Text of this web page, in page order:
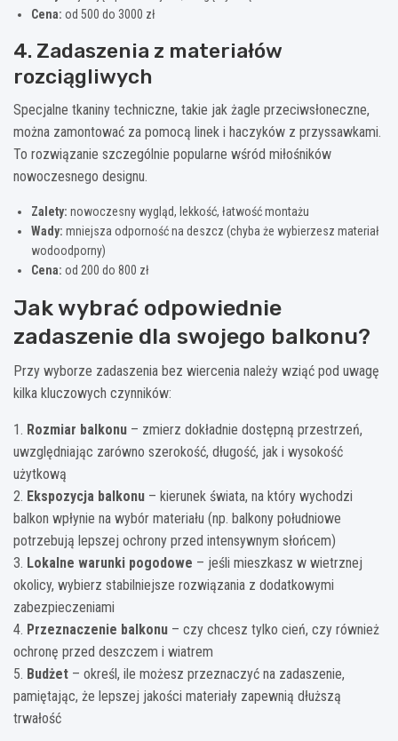
Cena: od 500 do 3000 zł
4. Zadaszenia z materiałów
rozciągliwych
Specjalne tkaniny techniczne, takie jak żagle przeciwsłoneczne,
można zamontować za pomocą linek i haczyków z przyssawkami.
To rozwiązanie szczególnie popularne wśród miłośników
nowoczesnego designu.
Zalety: nowoczesny wygląd, lekkość, łatwość montażu
Wady: mniejsza odporność na deszcz (chyba że wybierzesz materiał
wodoodporny)
Cena: od 200 do 800 zł
Jak wybrać odpowiednie
zadaszenie dla swojego balkonu?
Przy wyborze zadaszenia bez wiercenia należy wziąć pod uwagę
kilka kluczowych czynników:
1. Rozmiar balkonu – zmierz dokładnie dostępną przestrzeń,
uwzględniając zarówno szerokość, długość, jak i wysokość
użytkową
2. Ekspozycja balkonu – kierunek świata, na który wychodzi
balkon wpłynie na wybór materiału (np. balkony południowe
potrzebują lepszej ochrony przed intensywnym słońcem)
3. Lokalne warunki pogodowe – jeśli mieszkasz w wietrznej
okolicy, wybierz stabilniejsze rozwiązania z dodatkowymi
zabezpieczeniami
4. Przeznaczenie balkonu – czy chcesz tylko cień, czy również
ochronę przed deszczem i wiatrem
5. Budżet – określ, ile możesz przeznaczyć na zadaszenie,
pamiętając, że lepszej jakości materiały zapewnią dłuższą
trwałość